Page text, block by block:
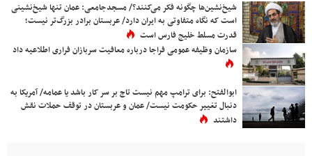
شیخ‌نشین‌ها چگونه فکر می‌کنند؟/ مسجدجامعی: عمان تنها شیخ‌نشینی
است که نگاه متفاوتی به ایران دارد/ عربستان برادر بزرگ‌تر نیست؛
قدرت مسلط خلیج فارس است
سازمان وظیفه عمومی فراجا درباره معافیت سربازان فراری اطلاعیه داد
ابوالفتح: برای ترامپ مهم نیست تاج بر سر کار باشد یا عمامه/ آمریکا به
دنبال تغییر حکومت نیست/ عمان و عربستان در توقف حملات نقش
داشتند